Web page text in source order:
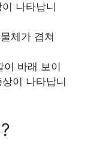
나타납니
체가 겹쳐
바래 보이
이 나타납니